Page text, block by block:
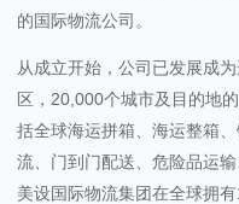
的国际物流公司。
从成立开始，公司已发展成
区，20,000个城市及目的地
括全球海运拼箱、海运整箱
流、门到门配送、危险品运输
美设国际物流集团在全球拥